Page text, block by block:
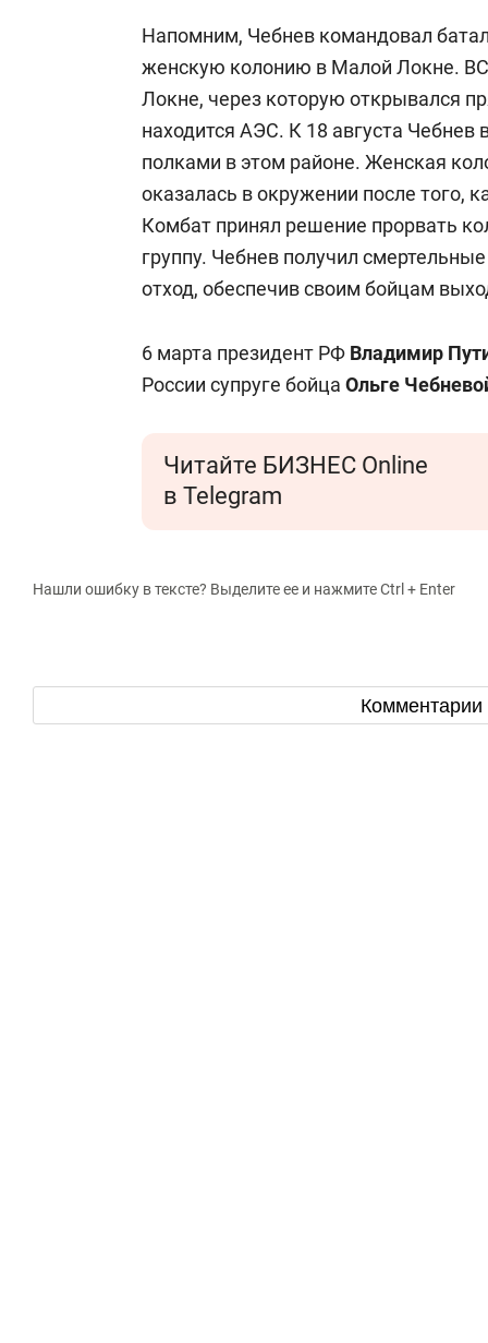
Напомним, Чебнев командовал
женскую колонию в Малой Локне.
Локне, через которую открывался
находится АЭС. К 18 августа
полками в этом районе. Женская
оказалась в окружении после того,
Комбат принял решение прорвать
группу. Чебнев получил
отход, обеспечив своим бойцам
6 марта президент РФ Владимир
России супруге бойца Ольге
Читайте БИЗНЕС Online
в Telegram
Нашли ошибку в тексте? Выделите ее и нажмите Ctrl + Enter
Комментарии